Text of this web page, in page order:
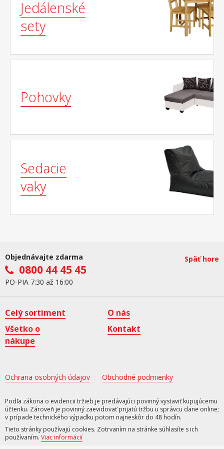
Jedálenské
sety
Pohovky
Sedacie
vaky
Objednávajte zdarma
0800 44 45 45
PO-PIA 7:30 až 16:00
Späť hore
Celý sortiment
O nás
Všetko o
nákupe
Kontakt
Ochrana osobných údajov Obchodné podmienky
Podľa zákona o evidencii tržieb je predávajúci povinný vystaviť kupujúcemu
účtenku. Zároveň je povinný zaevidovať prijatú tržbu u správcu dane online;
v prípade technického výpadku potom najneskôr do 48 hodín.
Tieto stránky používajú cookies. Zotrvaním na stránke súhlasíte s ich
používaním. Viac informácií